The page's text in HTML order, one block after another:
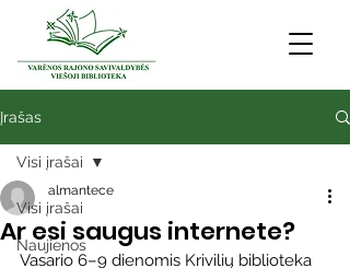
Įrašas
Visi įrašai
Naujienos
Visi įrašai
Ar esi saugus internete?
almantece
Vasario 6–9 dienomis Krivilių biblioteka